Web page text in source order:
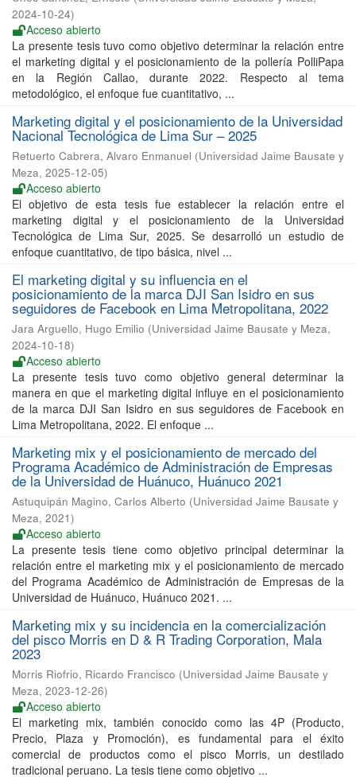
2024-10-24)
Acceso abierto
La presente tesis tuvo como objetivo determinar la relación entre
el marketing digital y el posicionamiento de la pollería PolliPapa
en la Región Callao, durante 2022. Respecto al tema
metodológico, el enfoque fue cuantitativo, ...
Marketing digital y el posicionamiento de la Universidad
Nacional Tecnológica de Lima Sur – 2025
Retuerto Cabrera, Alvaro Enmanuel (Universidad Jaime Bausate y
Meza, 2025-12-05)
Acceso abierto
El objetivo de esta tesis fue establecer la relación entre el
marketing digital y el posicionamiento de la Universidad
Tecnológica de Lima Sur, 2025. Se desarrolló un estudio de
enfoque cuantitativo, de tipo básica, nivel ...
El marketing digital y su influencia en el
posicionamiento de la marca DJI San Isidro en sus
seguidores de Facebook en Lima Metropolitana, 2022
Jara Arguello, Hugo Emilio (Universidad Jaime Bausate y Meza,
2024-10-18)
Acceso abierto
La presente tesis tuvo como objetivo general determinar la
manera en que el marketing digital influye en el posicionamiento
de la marca DJI San Isidro en sus seguidores de Facebook en
Lima Metropolitana, 2022. El enfoque ...
Marketing mix y el posicionamiento de mercado del
Programa Académico de Administración de Empresas
de la Universidad de Huánuco, Huánuco 2021
Astuquipán Magino, Carlos Alberto (Universidad Jaime Bausate y
Meza, 2021)
Acceso abierto
La presente tesis tiene como objetivo principal determinar la
relación entre el marketing mix y el posicionamiento de mercado
del Programa Académico de Administración de Empresas de la
Universidad de Huánuco, Huánuco 2021. ...
Marketing mix y su incidencia en la comercialización
del pisco Morris en D & R Trading Corporation, Mala
2023
Morris Riofrio, Ricardo Francisco (Universidad Jaime Bausate y
Meza, 2023-12-26)
Acceso abierto
El marketing mix, también conocido como las 4P (Producto,
Precio, Plaza y Promoción), es fundamental para el éxito
comercial de productos como el pisco Morris, un destilado
tradicional peruano. La tesis tiene como objetivo ...